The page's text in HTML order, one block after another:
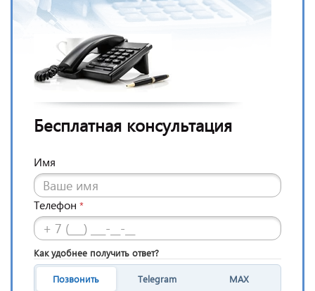
Бесплатная консультация
Имя
Телефон *
Как удобнее получить ответ?
Позвонить Telegram MAX